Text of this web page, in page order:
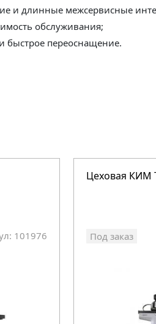
и длинные межсервисные
обслуживания;
быстрое переоснащение.
101976
Цеховая КИМ
Под заказ